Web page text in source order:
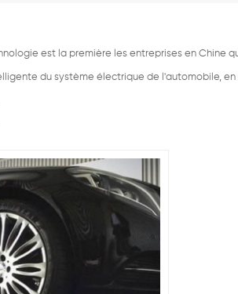
est la première les entreprises en Chine
du système électrique de l'automobile,